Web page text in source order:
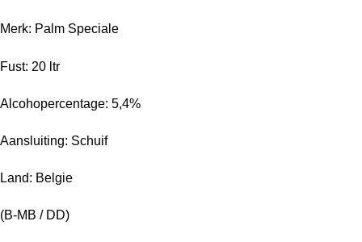
Merk: Palm Speciale
Fust: 20 ltr
Alcohopercentage: 5,4%
Aansluiting: Schuif
Land: Belgie
(B-MB / DD)